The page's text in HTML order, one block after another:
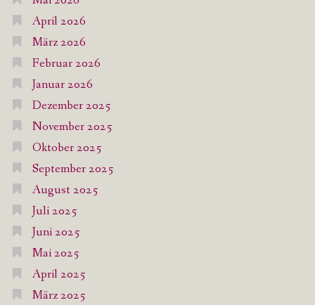
April 2026
März 2026
Februar 2026
Januar 2026
Dezember 2025
November 2025
Oktober 2025
September 2025
August 2025
Juli 2025
Juni 2025
Mai 2025
April 2025
März 2025